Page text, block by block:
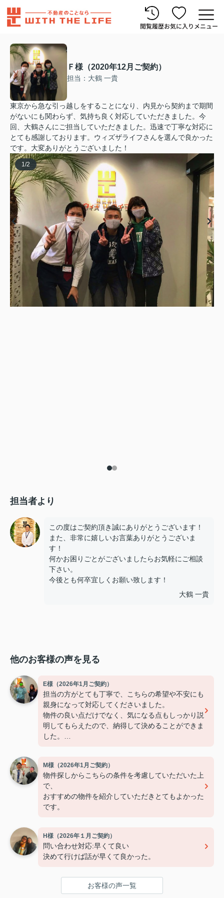
閲覧履歴お気に入り メニュー
Ｆ様（2020年12月ご契約）
担当：大鶴 一貴
東京から急な引っ越しをすることになり、内見から契約まで期間
がないにも関わらず、気持ち良く対応していただきました。今
回、大鶴さんにご担当していただきました。迅速で丁寧な対応に
とても感謝しております。ウィズザライフさんを選んで良かった
です。大変ありがとうございました！
1/2
担当者より
この度はご契約頂き誠にありがとうございます！
また、非常に嬉しいお言葉ありがとうございま
す！
何かお困りごとがございましたらお気軽にご相談
下さい。
今後とも何卒宜しくお願い致します！
大鶴 一貴
他のお客様の声を見る
E様（2026年1月ご契約）
担当の方がとても丁寧で、こちらの希望や不安にも
親身になって対応してくださいました。
物件の良い点だけでなく、気になる点もしっかり説
明してもらえたので、納得して決めることができま
した。
また引っ越しの機会があれば、ぜひお願いしたいで
す。
M様（2026年1月ご契約）
物件探しからこちらの条件を考慮していただいた上
で、
おすすめの物件を紹介していただきとてもよかった
です。
H様（2026年１月ご契約）
問い合わせ対応:早くて良い
決めて行けば話が早くて良かった。
お客様の声一覧